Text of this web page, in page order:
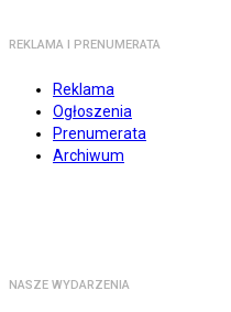
REKLAMA I PRENUMERATA
Reklama
Ogłoszenia
Prenumerata
Archiwum
NASZE WYDARZENIA